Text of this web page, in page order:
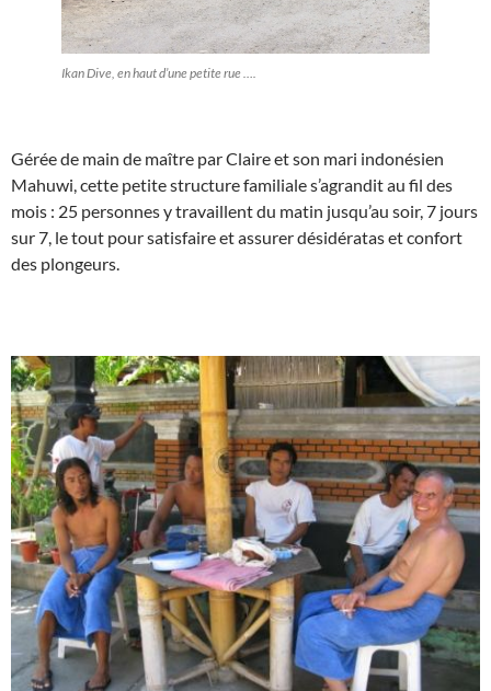
Ikan Dive, en haut d’une petite rue ….
Gérée de main de maître par Claire et son mari indonésien
Mahuwi, cette petite structure familiale s’agrandit au fil des
mois : 25 personnes y travaillent du matin jusqu’au soir, 7 jours
sur 7, le tout pour satisfaire et assurer désidératas et confort
des plongeurs.